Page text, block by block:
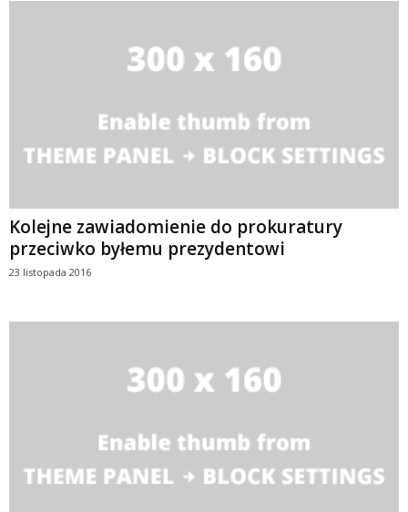
Kolejne zawiadomienie do prokuratury
przeciwko byłemu prezydentowi
23 listopada 2016